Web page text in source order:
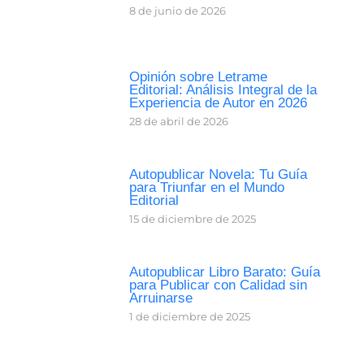
8 de junio de 2026
Opinión sobre Letrame
Editorial: Análisis Integral de la
Experiencia de Autor en 2026
28 de abril de 2026
Autopublicar Novela: Tu Guía
para Triunfar en el Mundo
Editorial
15 de diciembre de 2025
Autopublicar Libro Barato: Guía
para Publicar con Calidad sin
Arruinarse
1 de diciembre de 2025